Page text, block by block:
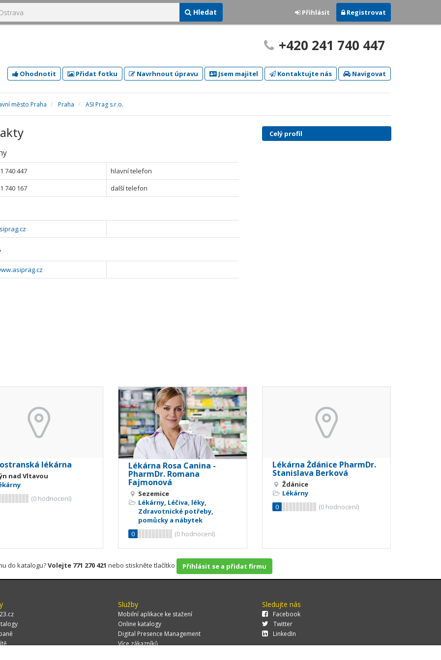
Hledat Přihlásit Registrovat
+420 241 740 447
Ohodnotit Přidat fotku Navrhnout úpravu Jsem majitel Kontaktujte nás Navigovat
město Praha Praha ASI Prag s.r.o.
740 447
hlavní telefon
740 167
další telefon
Celý profil
lékárna
nad Vltavou
(0hodnocení)
Lékárna Rosa Canina -
PharmDr. Romana
Fajmonová
Sezemice
Lékárny, Léčiva, léky,
Zdravotnické potřeby,
pomůcky a nábytek
0
(0 hodnocení)
Lékárna Ždánice PharmDr.
Stanislava Berková
Ždánice
Lékárny
0
(0hodnocení)
do katalogu?Volejte 771 270 421 nebo stiskněte tlačítko Přihlásit se a přidat firmu
Služby
Mobilní aplikace ke stažení
Online katalogy
Digital Presence Management
Více zákazníků
Sledujte nás
Facebook
Twitter
LinkedIn